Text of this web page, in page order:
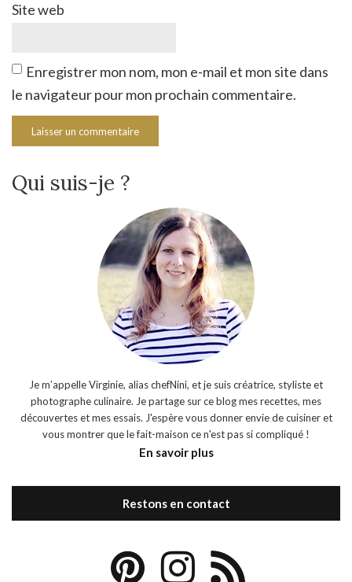
Site web
Enregistrer mon nom, mon e-mail et mon site dans
le navigateur pour mon prochain commentaire.
Qui suis-je ?
Je m’appelle Virginie, alias chefNini, et je suis créatrice, styliste et
photographe culinaire. Je partage sur ce blog mes recettes, mes
découvertes et mes essais. J'espère vous donner envie de cuisiner et
vous montrer que le fait-maison ce n'est pas si compliqué !
En savoir plus
Restons en contact